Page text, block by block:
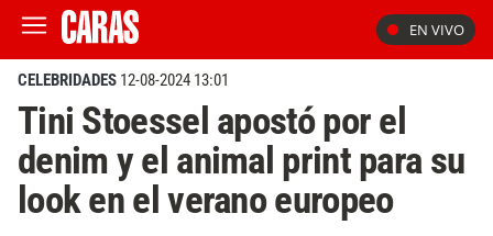
EN VIVO
CELEBRIDADES 12-08-2024 13:01
Tini Stoessel apostó por el
denim y el animal print para su
look en el verano europeo